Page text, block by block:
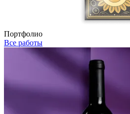
Портфолио
Все работы